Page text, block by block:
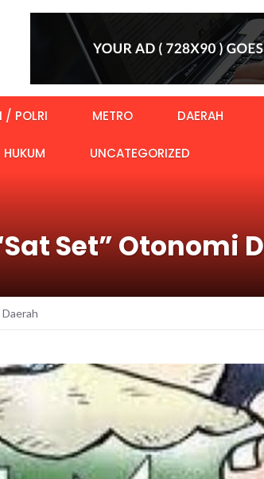
/ POLRI METRO DAERAH
HUKUM UNCATEGORIZED
Set” Otonomi